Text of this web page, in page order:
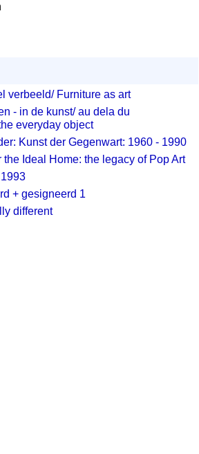
verbeeld/ Furniture as art
- in de kunst/ au dela du
everyday object
Kunst der Gegenwart: 1960 - 1990
the Ideal Home: the legacy of Pop Art
+ gesigneerd 1
different